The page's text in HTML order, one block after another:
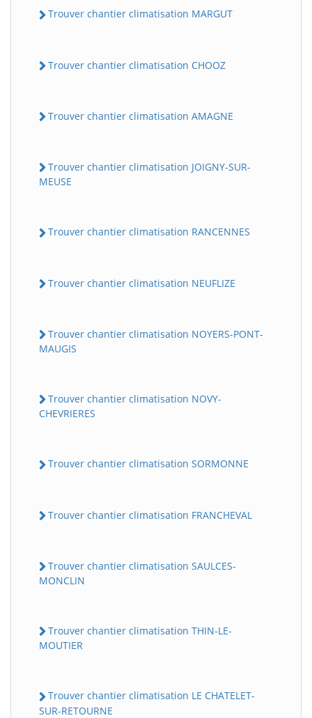
Trouver chantier climatisation MARGUT
Trouver chantier climatisation CHOOZ
Trouver chantier climatisation AMAGNE
Trouver chantier climatisation JOIGNY-SUR-
MEUSE
Trouver chantier climatisation RANCENNES
Trouver chantier climatisation NEUFLIZE
Trouver chantier climatisation NOYERS-PONT-
MAUGIS
Trouver chantier climatisation NOVY-
CHEVRIERES
Trouver chantier climatisation SORMONNE
Trouver chantier climatisation FRANCHEVAL
Trouver chantier climatisation SAULCES-
MONCLIN
Trouver chantier climatisation THIN-LE-
MOUTIER
Trouver chantier climatisation LE CHATELET-
SUR-RETOURNE